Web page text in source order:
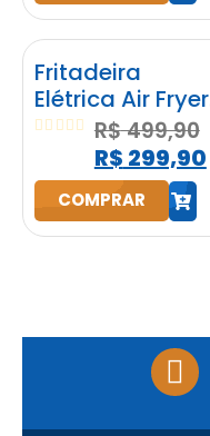
h
Fritadeira
Elétrica Air Fryer
Start Fry 3,5L
1400W Elgin
Preta
out of 5
R$499,90
R$ 299,90
COMPRAR